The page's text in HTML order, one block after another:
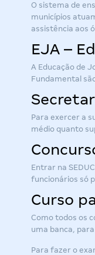
O sistema de
municípios
assistência aos
EJA –
A Educação de
Fundamental
Para exercer a
médio quanto
Entrar na
funcionários só
Curso
Como todos os
uma banca,
Para fazer o